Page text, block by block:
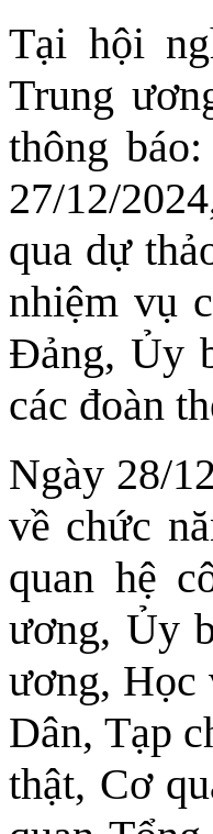
Tại hội
Trung
thông
27/12/
qua dự
nhiệm vụ
Đảng, Ủy
các đoàn
Ngày 28/
về chức
quan hệ
ương, Ủy
ương, Học
Dân, Tạp
thật, Cơ